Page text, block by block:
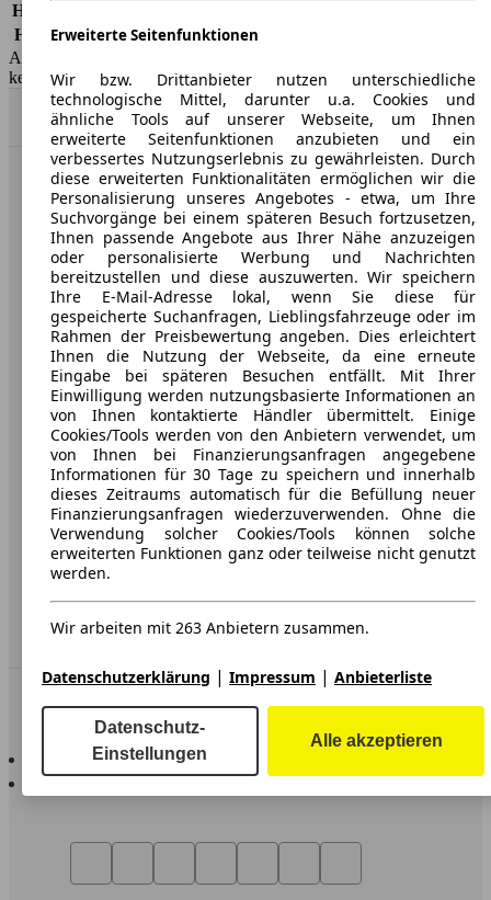
Haftpflicht
HSN/TSN 2222/BOJ
AutoScout24 GmbH übernimmt für die Richtigkeit der Angaben
keine Gewähr.
Nach Oben
AutoScout24: Europaweit der größte Online-Automarkt.
Unternehmen
Über AutoScout24
Presse
Karriere
Werbung
AGB
Datenschutz
Impressum
Erklärung zur Barrierefreiheit
Service
Händler
AutoScout24 für iOS
AutoScout24 für Android
Erweiterte Seitenfunktionen
Wir bzw. Drittanbieter nutzen unterschiedliche
technologische Mittel, darunter u.a. Cookies und
ähnliche Tools auf unserer Webseite, um Ihnen
erweiterte Seitenfunktionen anzubieten und ein
verbessertes Nutzungserlebnis zu gewährleisten. Durch
diese erweiterten Funktionalitäten ermöglichen wir die
Personalisierung unseres Angebotes - etwa, um Ihre
Suchvorgänge bei einem späteren Besuch fortzusetzen,
Ihnen passende Angebote aus Ihrer Nähe anzuzeigen
oder personalisierte Werbung und Nachrichten
bereitzustellen und diese auszuwerten. Wir speichern
Ihre E-Mail-Adresse lokal, wenn Sie diese für
gespeicherte Suchanfragen, Lieblingsfahrzeuge oder im
Rahmen der Preisbewertung angeben. Dies erleichtert
Ihnen die Nutzung der Webseite, da eine erneute
Eingabe bei späteren Besuchen entfällt. Mit Ihrer
Einwilligung werden nutzungsbasierte Informationen an
von Ihnen kontaktierte Händler übermittelt. Einige
Cookies/Tools werden von den Anbietern verwendet, um
von Ihnen bei Finanzierungsanfragen angegebene
Informationen für 30 Tage zu speichern und innerhalb
dieses Zeitraums automatisch für die Befüllung neuer
Finanzierungsanfragen wiederzuverwenden. Ohne die
Verwendung solcher Cookies/Tools können solche
erweiterten Funktionen ganz oder teilweise nicht genutzt
werden.
Wir arbeiten mit 263 Anbietern zusammen.
Datenschutzerklärung | Impressum | Anbieterliste
Datenschutz-
Einstellungen
Alle akzeptieren